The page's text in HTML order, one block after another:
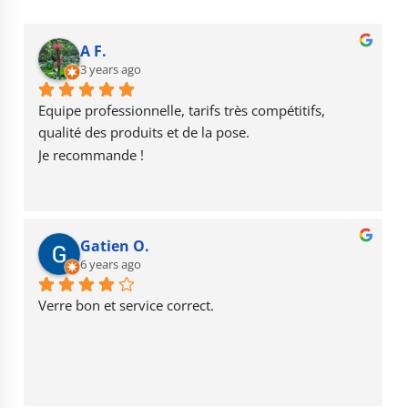
b
o
o
k
r
a
m
b
e
A F.
3 years ago
Equipe professionnelle, tarifs très compétitifs,
qualité des produits et de la pose.
Je recommande !
Gatien O.
6 years ago
Verre bon et service correct.